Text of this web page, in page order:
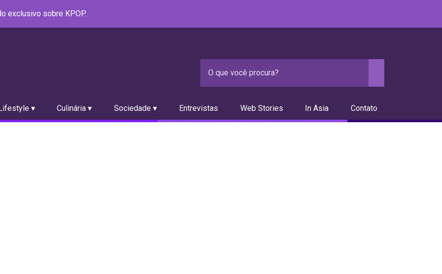
exclusivo sobre KPOP.
▾ Culinária ▾ Sociedade ▾ Entrevistas Web Stories In Asia Contato